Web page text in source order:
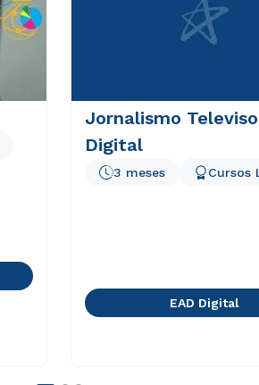
Jornalismo
Digital
3 meses Cursos
EAD Digital